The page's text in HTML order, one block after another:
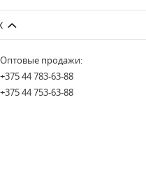
Оптовые продажи:
+375 44 783-63-88
+375 44 753-63-88